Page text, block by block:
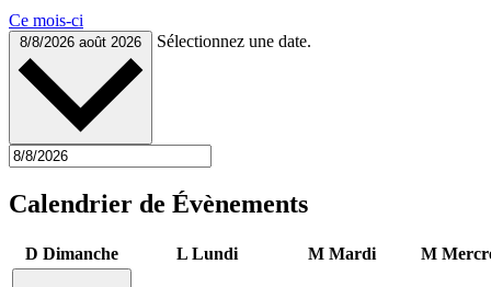
Ce mois-ci
8/8/2026 août 2026 Sélectionnez une date.
Calendrier de Évènements
D Dimanche L Lundi M Mardi M